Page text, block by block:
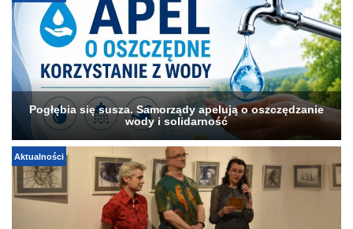
Pogłębia się susza. Samorządy apelują o oszczędzanie
wody i solidarność
Aktualności